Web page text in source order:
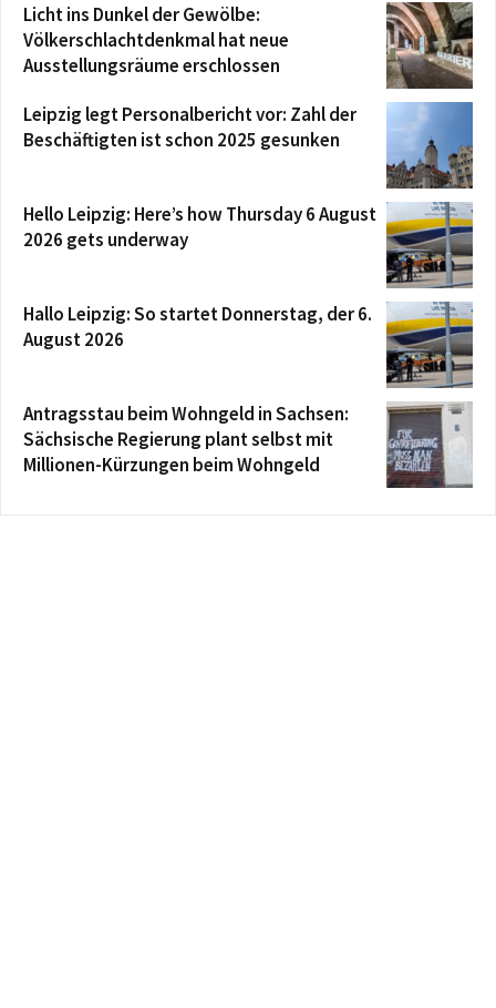
Licht ins Dunkel der Gewölbe:
Völkerschlachtdenkmal hat neue
Ausstellungsräume erschlossen
Leipzig legt Personalbericht vor: Zahl der
Beschäftigten ist schon 2025 gesunken
Hello Leipzig: Here’s how Thursday 6 August
2026 gets underway
Hallo Leipzig: So startet Donnerstag, der 6.
August 2026
Antragsstau beim Wohngeld in Sachsen:
Sächsische Regierung plant selbst mit
Millionen-Kürzungen beim Wohngeld